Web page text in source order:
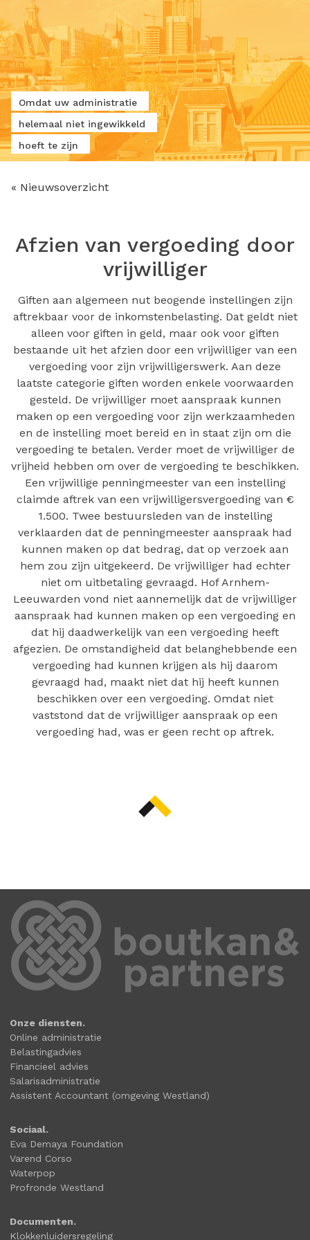
Omdat uw administratie
helemaal niet ingewikkeld
hoeft te zijn
« Nieuwsoverzicht
Afzien van vergoeding door
vrijwilliger
Giften aan algemeen nut beogende instellingen zijn
aftrekbaar voor de inkomstenbelasting. Dat geldt niet
alleen voor giften in geld, maar ook voor giften
bestaande uit het afzien door een vrijwilliger van een
vergoeding voor zijn vrijwilligerswerk. Aan deze
laatste categorie giften worden enkele voorwaarden
gesteld. De vrijwilliger moet aanspraak kunnen
maken op een vergoeding voor zijn werkzaamheden
en de instelling moet bereid en in staat zijn om die
vergoeding te betalen. Verder moet de vrijwilliger de
vrijheid hebben om over de vergoeding te beschikken.
Een vrijwillige penningmeester van een instelling
claimde aftrek van een vrijwilligersvergoeding van €
1.500. Twee bestuursleden van de instelling
verklaarden dat de penningmeester aanspraak had
kunnen maken op dat bedrag, dat op verzoek aan
hem zou zijn uitgekeerd. De vrijwilliger had echter
niet om uitbetaling gevraagd. Hof Arnhem-
Leeuwarden vond niet aannemelijk dat de vrijwilliger
aanspraak had kunnen maken op een vergoeding en
dat hij daadwerkelijk van een vergoeding heeft
afgezien. De omstandigheid dat belanghebbende een
vergoeding had kunnen krijgen als hij daarom
gevraagd had, maakt niet dat hij heeft kunnen
beschikken over een vergoeding. Omdat niet
vaststond dat de vrijwilliger aanspraak op een
vergoeding had, was er geen recht op aftrek.
Onze diensten.
Online administratie
Belastingadvies
Financieel advies
Salarisadministratie
Assistent Accountant (omgeving Westland)
Sociaal.
Eva Demaya Foundation
Varend Corso
Waterpop
Profronde Westland
Documenten.
Klokkenluidersregeling